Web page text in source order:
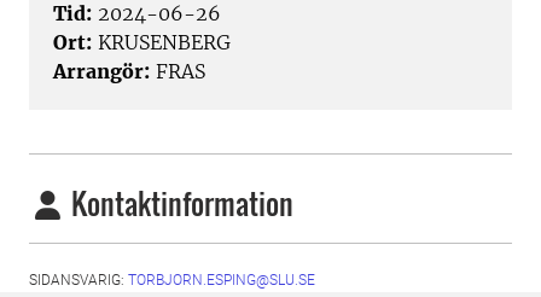
Tid: 2024-06-26
Ort: KRUSENBERG
Arrangör: FRAS
Kontaktinformation
SIDANSVARIG: TORBJORN.ESPING@SLU.SE